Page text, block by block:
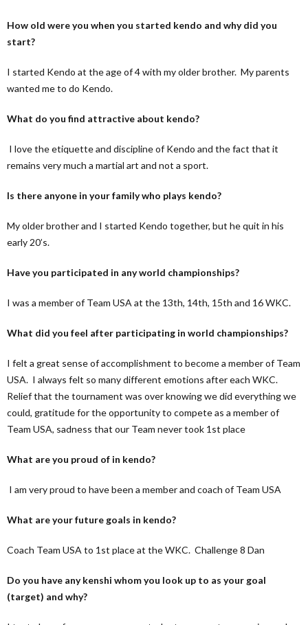
How old were you when you started kendo and why did you
start?
I started Kendo at the age of 4 with my older brother. My parents
wanted me to do Kendo.
What do you find attractive about kendo?
I love the etiquette and discipline of Kendo and the fact that it
remains very much a martial art and not a sport.
Is there anyone in your family who plays kendo?
My older brother and I started Kendo together, but he quit in his
early 20’s.
Have you participated in any world championships?
I was a member of Team USA at the 13th, 14th, 15th and 16 WKC.
What did you feel after participating in world championships?
I felt a great sense of accomplishment to become a member of Team
USA. I always felt so many different emotions after each WKC.
Relief that the tournament was over knowing we did everything we
could, gratitude for the opportunity to compete as a member of
Team USA, sadness that our Team never took 1st place
What are you proud of in kendo?
I am very proud to have been a member and coach of Team USA
What are your future goals in kendo?
Coach Team USA to 1st place at the WKC. Challenge 8 Dan
Do you have any kenshi whom you look up to as your goal
(target) and why?